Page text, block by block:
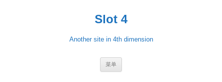
Slot 4
Another site in 4th dimension
菜单